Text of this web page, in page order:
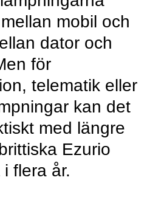
mobil och
dator och
för
telematik eller
kan det
med längre
Ezurio
flera år.